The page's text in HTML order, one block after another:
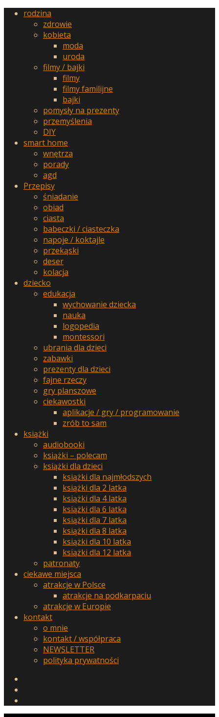
rodzina
zdrowie
kobieta
moda
uroda
filmy / bajki
filmy
filmy familijne
bajki
pomysły na prezenty
przemyślenia
DIY
smart home
wnętrza
porady
agd
Przepisy
śniadanie
obiad
ciasta
babeczki / ciasteczka
napoje / koktajle
przekąski
deser
kolacja
dziecko
edukacja
wychowanie dziecka
nauka
logopedia
montessori
ubrania dla dzieci
zabawki
prezenty dla dzieci
fajne rzeczy
gry planszowe
ciekawostki
aplikacje / gry / programowanie
zrób to sam
książki
audiobooki
książki – polecam
książki dla dzieci
książki dla najmłodszych
książki dla 2 latka
książki dla 4 latka
książki dla 6 latka
książki dla 7 latka
książki dla 8 latka
książki dla 10 latka
książki dla 12 latka
patronaty
ciekawe miejsca
atrakcje w Polsce
atrakcje na podkarpaciu
atrakcje w Europie
kontakt
o mnie
kontakt / współpraca
NEWSLETTER
polityka prywatności